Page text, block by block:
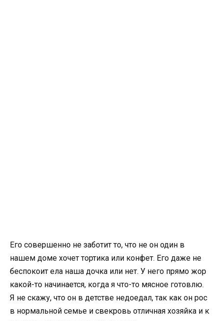
Его совершенно не заботит то, что не он один в
нашем доме хочет тортика или конфет. Его даже не
беспокоит ела наша дочка или нет. У него прямо жор
какой-то начинается, когда я что-то мясное готовлю.
Я не скажу, что он в детстве недоедал, так как он рос
в нормальной семье и свекровь отличная хозяйка и к